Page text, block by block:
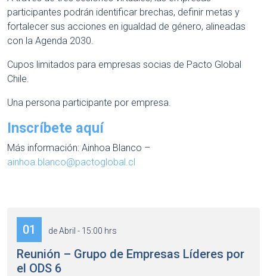
participantes podrán identificar brechas, definir metas y
fortalecer sus acciones en igualdad de género, alineadas
con la Agenda 2030.
Cupos limitados para empresas socias de Pacto Global
Chile.
Una persona participante por empresa.
Inscríbete aquí
Más información: Ainhoa Blanco –
ainhoa.blanco@pactoglobal.cl
01 de Abril - 15:00 hrs
Reunión – Grupo de Empresas Líderes por
el ODS 6